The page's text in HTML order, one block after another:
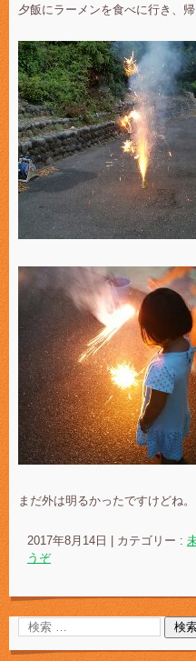
夕飯にラーメンを食べに行き、
まだ外は明るかったですけどね。
2017年8月14日 カテゴリー :
うぞ